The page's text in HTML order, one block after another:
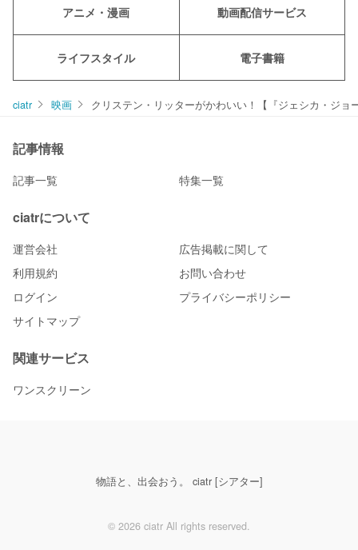
アニメ・漫画 動画配信サービス
ライフスタイル 電子書籍
ciatr 映画 クリステン・リッターがかわいい！【『ジェシカ・ジョ
記事情報
記事一覧 特集一覧
ciatrについて
運営会社
広告掲載に関して
利用規約
お問い合わせ
ログイン
プライバシーポリシー
サイトマップ
関連サービス
ワンスクリーン
物語と、出会おう。 ciatr [シアター]
© 2026 ciatr All rights reserved.